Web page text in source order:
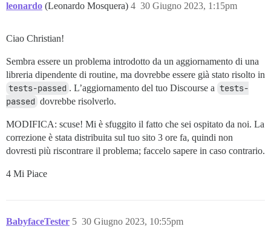
leonardo (Leonardo Mosquera) 30 Giugno 2023, 1:15pm
4
Ciao Christian!
Sembra essere un problema introdotto da un aggiornamento di una
libreria dipendente di routine, ma dovrebbe essere già stato risolto in
tests-passed . L’aggiornamento del tuo Discourse a tests-
passed dovrebbe risolverlo.
MODIFICA: scuse! Mi è sfuggito il fatto che sei ospitato da noi. La
correzione è stata distribuita sul tuo sito 3 ore fa, quindi non
dovresti più riscontrare il problema; faccelo sapere in caso contrario.
4 Mi Piace
BabyfaceTester 30 Giugno 2023, 10:55pm
5